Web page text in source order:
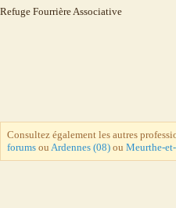
Refuge Fourrière Associative
Consultez également les autres
forums ou Ardennes (08) ou Meurthe-